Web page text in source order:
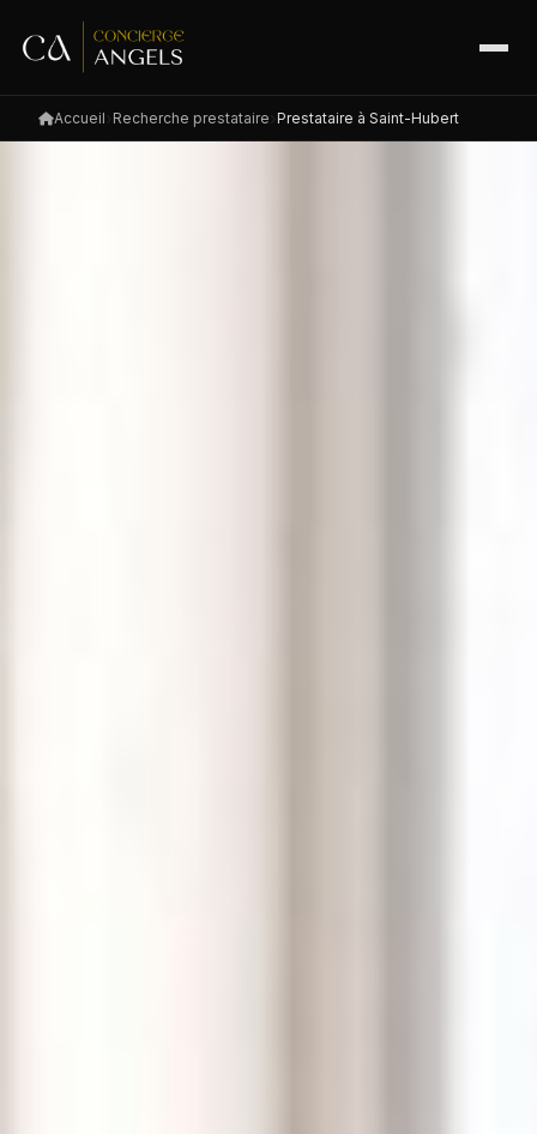
Accueil Recherche prestataire Prestataire à Saint-Hubert